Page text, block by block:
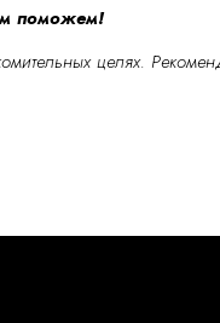
поможем!
целях.